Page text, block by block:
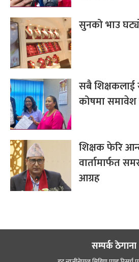
सुनको भाउ
सबै शिक्षकलाई
कोषमा समावेश
शिक्षक फेरि
वार्तामार्फत
आग्रह
सम्पर्क ठेगाना